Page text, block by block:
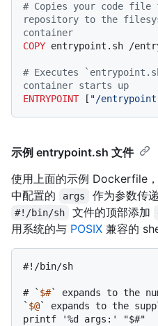
# Copies your code file
repository to the
container
COPY entrypoint.sh /
# Executes
container starts up
ENTRYPOINT [ "/
示例 entrypoint.sh 文件
使用上面的示例 Dockerfile
中配置的
args 作为参数传
#!/bin/sh 文件的顶部添加
用系统的与 POSIX 兼容的
#!/bin/sh
# ` $#` expands to the
` $@` expands to the
printf '%d args:' "$#"